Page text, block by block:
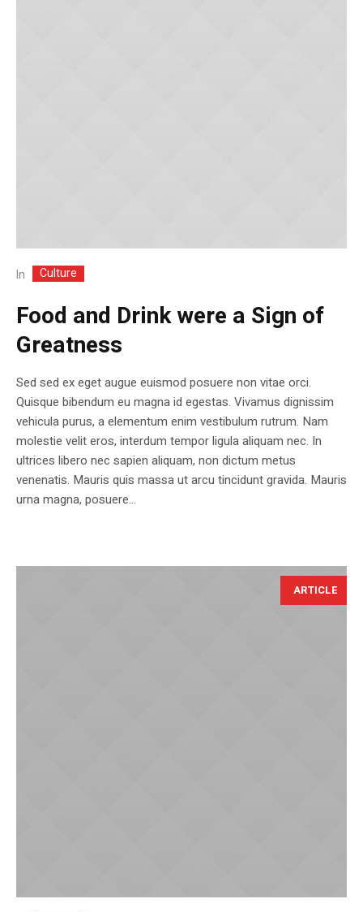
In Culture
Food and Drink were a Sign of
Greatness
Sed sed ex eget augue euismod posuere non vitae orci.
Quisque bibendum eu magna id egestas. Vivamus dignissim
vehicula purus, a elementum enim vestibulum rutrum. Nam
molestie velit eros, interdum tempor ligula aliquam nec. In
ultrices libero nec sapien aliquam, non dictum metus
venenatis. Mauris quis massa ut arcu tincidunt gravida. Mauris
urna magna, posuere...
ARTICLE